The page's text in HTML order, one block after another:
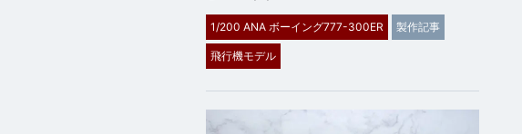
1/200 ANA ボーイング777-300ER 製作記事
飛行機モデル